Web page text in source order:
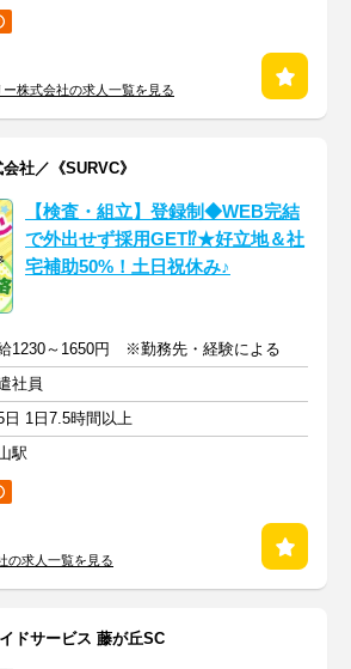
株式会社の求人一覧を見る
社／《SURVC》
【検査・組立】登録制◆WEB完結
で外出せず採用GET⁉★好立地＆社
宅補助50%！土日祝休み♪
1230～1650円 ※勤務先・経験による
社員
日 1日7.5時間以上
駅
の求人一覧を見る
ドサービス 藤が丘SC